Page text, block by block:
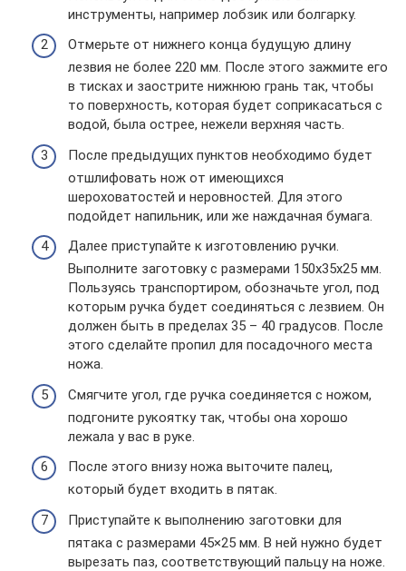
инструменты, например лобзик или болгарку.
Отмерьте от нижнего конца будущую длину
лезвия не более 220 мм. После этого зажмите его
в тисках и заострите нижнюю грань так, чтобы
то поверхность, которая будет соприкасаться с
водой, была острее, нежели верхняя часть.
После предыдущих пунктов необходимо будет
отшлифовать нож от имеющихся
шероховатостей и неровностей. Для этого
подойдет напильник, или же наждачная бумага.
Далее приступайте к изготовлению ручки.
Выполните заготовку с размерами 150х35х25 мм.
Пользуясь транспортиром, обозначьте угол, под
которым ручка будет соединяться с лезвием. Он
должен быть в пределах 35 – 40 градусов. После
этого сделайте пропил для посадочного места
ножа.
Смягчите угол, где ручка соединяется с ножом,
подгоните рукоятку так, чтобы она хорошо
лежала у вас в руке.
После этого внизу ножа выточите палец,
который будет входить в пятак.
Приступайте к выполнению заготовки для
пятака с размерами 45×25 мм. В ней нужно будет
вырезать паз, соответствующий пальцу на ноже.